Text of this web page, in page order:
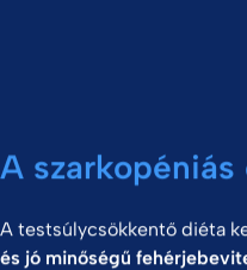
A
A testsúlycsökkentő diéta
és jó minőségű